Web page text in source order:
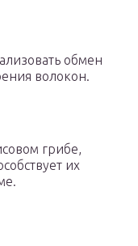
обмен
волокон.
грибе,
их